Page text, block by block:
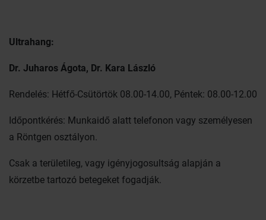
Ultrahang:
Dr. Juharos Ágota, Dr. Kara László
Rendelés: Hétfő-Csütörtök 08.00-14.00, Péntek: 08.00-12.00
Időpontkérés: Munkaidő alatt telefonon vagy személyesen
a Röntgen osztályon.
Csak a területileg, vagy igényjogosultság alapján a
körzetbe tartozó betegeket fogadják.